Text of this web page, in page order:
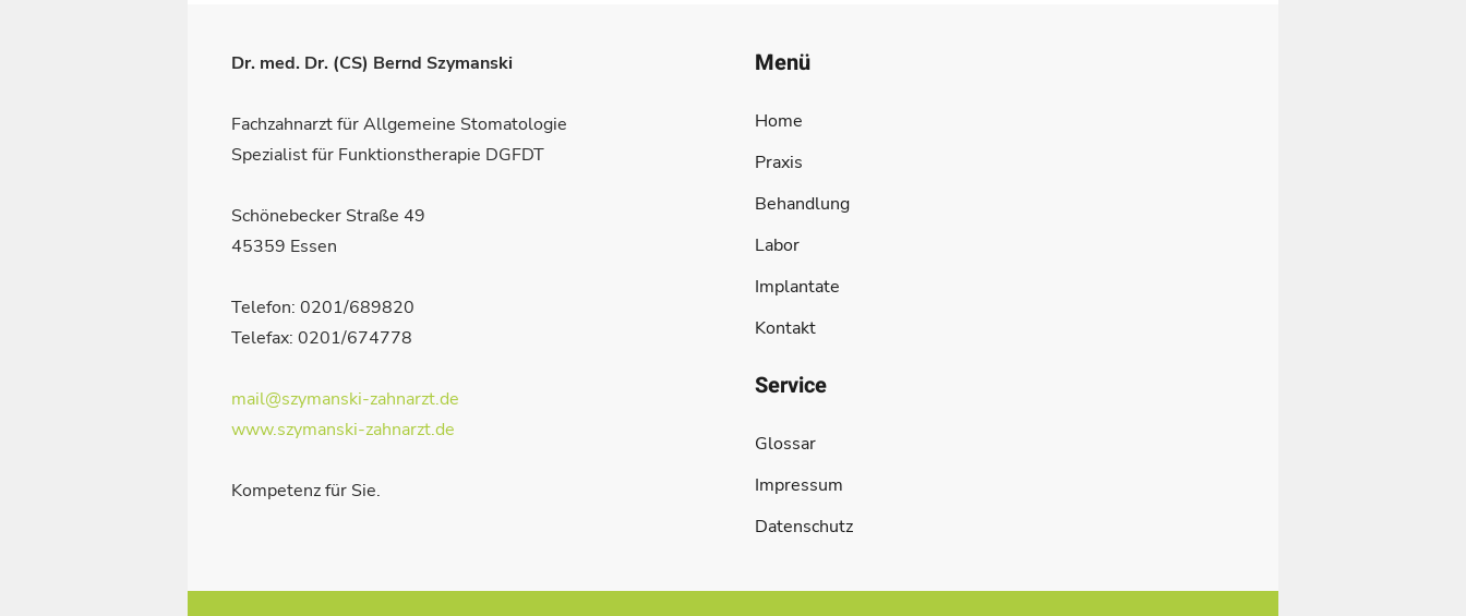
Dr. med. Dr. (CS) Bernd Szymanski
Fachzahnarzt für Allgemeine Stomatologie
Spezialist für Funktionstherapie DGFDT
Schönebecker Straße 49
45359 Essen
Telefon: 0201/689820
Telefax: 0201/674778
mail@szymanski-zahnarzt.de
www.szymanski-zahnarzt.de
Kompetenz für Sie.
Menü
Home
Praxis
Behandlung
Labor
Implantate
Kontakt
Service
Glossar
Impressum
Datenschutz